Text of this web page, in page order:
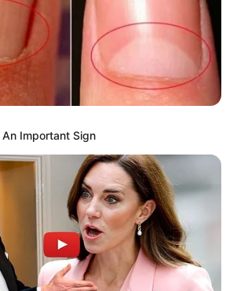
Important Sign